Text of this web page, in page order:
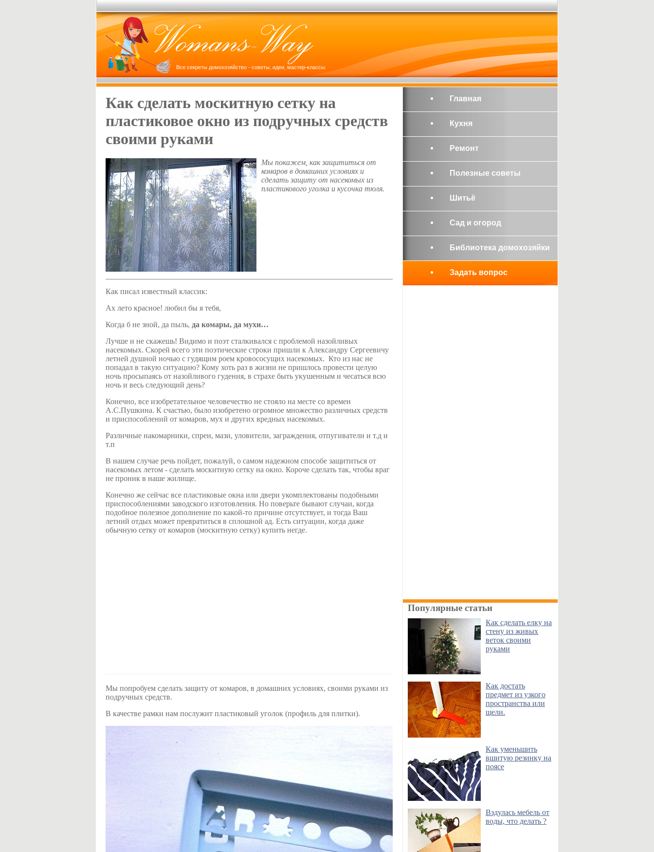
Все секреты домохозяйство - советы, идеи, мастер-классы.
Как сделать москитную сетку на
пластиковое окно из подручных средств
своими руками
Мы покажем, как защититься от
комаров в домашних условиях и
сделать защиту от насекомых из
пластикового уголка и кусочка тюля.
Как писал известный классик:
Ах лето красное! любил бы я тебя,
Когда б не зной, да пыль, да комары, да мухи…
Лучше и не скажешь! Видимо и поэт сталкивался с проблемой назойливых
насекомых. Скорей всего эти поэтические строки пришли к Александру Сергеевичу
летней душной ночью с гудящим роем кровососущих насекомых. Кто из нас не
попадал в такую ситуацию? Кому хоть раз в жизни не пришлось провести целую
ночь просыпаясь от назойливого гудения, в страхе быть укушенным и чесаться всю
ночь и весь следующий день?
Конечно, все изобретательное человечество не стояло на месте со времен
А.С.Пушкина. К счастью, было изобретено огромное множество различных средств
и приспособлений от комаров, мух и других вредных насекомых.
Различные накомарники, спреи, мази, уловители, заграждения, отпугиватели и т.д и
т.п
В нашем случае речь пойдет, пожалуй, о самом надежном способе защититься от
насекомых летом - сделать москитную сетку на окно. Короче сделать так, чтобы враг
не проник в наше жилище.
Конечно же сейчас все пластиковые окна или двери укомплектованы подобными
приспособлениями заводского изготовления. Но поверьте бывают случаи, когда
подобное полезное дополнение по какой-то причине отсутствует, и тогда Ваш
летний отдых может превратиться в сплошной ад. Есть ситуации, когда даже
обычную сетку от комаров (москитную сетку) купить негде.
Мы попробуем сделать защиту от комаров, в домашних условиях, своими руками из
подручных средств.
В качестве рамки нам послужит пластиковый уголок (профиль для плитки).
Главная
Кухня
Ремонт
Полезные советы
Шитьё
Сад и огород
Библиотека домохозяйки
Задать вопрос
Популярные статьи
Как сделать елку на
стену из живых
веток своими
руками
Как достать
предмет из узкого
пространства или
щели.
Как уменьшить
вшитую резинку на
поясе
Вздулась мебель от
воды, что делать ?